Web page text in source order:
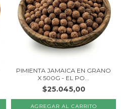
PIMIENTA JAMAICA EN GRANO
X 500G - EL PO...
$25.045,00